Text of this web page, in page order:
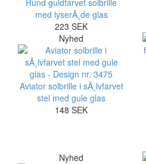
med lyserÃ¸de glas
223 SEK
Nyhed
Aviator solbrille i sÃ¸lvfarvet
stel med gule glas
148 SEK
Nyhed